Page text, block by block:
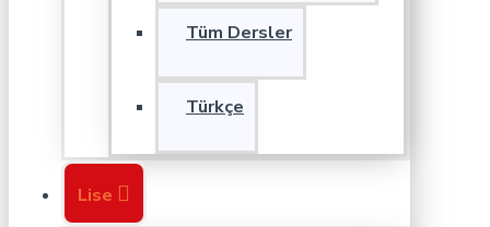
Tüm Dersler
Türkçe
Lise